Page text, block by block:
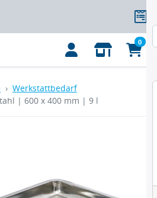
0
Werkstattbedarf
| 600 x 400 mm | 9 l